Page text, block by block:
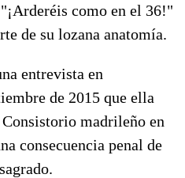
como en el 36!"
de su lozana anatomía.
entrevista en
de 2015 que ella
madrileño en
consecuencia penal de